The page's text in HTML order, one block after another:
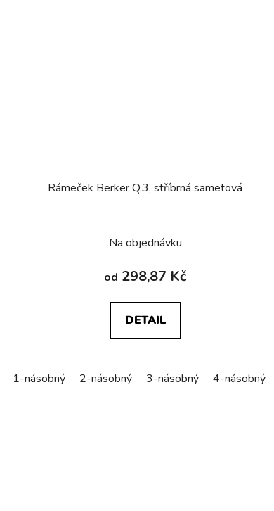
Rámeček Berker Q.3, stříbrná sametová
Na objednávku
od 298,87 Kč
DETAIL
1-násobný 2-násobný 3-násobný 4-násobný